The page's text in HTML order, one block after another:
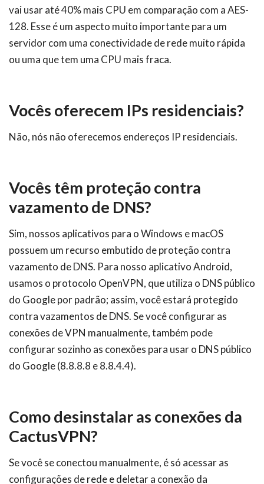
vai usar até 40% mais CPU em comparação com a AES-
128. Esse é um aspecto muito importante para um
servidor com uma conectividade de rede muito rápida
ou uma que tem uma CPU mais fraca.
Vocês oferecem IPs residenciais?
Não, nós não oferecemos endereços IP residenciais.
Vocês têm proteção contra
vazamento de DNS?
Sim, nossos aplicativos para o Windows e macOS
possuem um recurso embutido de proteção contra
vazamento de DNS. Para nosso aplicativo Android,
usamos o protocolo OpenVPN, que utiliza o DNS público
do Google por padrão; assim, você estará protegido
contra vazamentos de DNS. Se você configurar as
conexões de VPN manualmente, também pode
configurar sozinho as conexões para usar o DNS público
do Google (8.8.8.8 e 8.8.4.4).
Como desinstalar as conexões da
CactusVPN?
Se você se conectou manualmente, é só acessar as
configurações de rede e deletar a conexão da